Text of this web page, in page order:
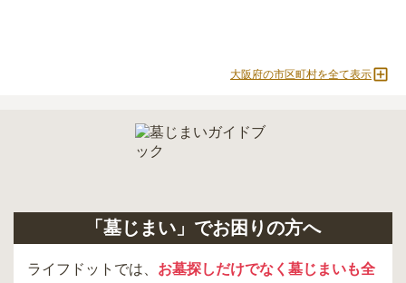
大阪府の市区町村を全て表示
「墓じまい」でお困りの方へ
ライフドットでは、 お墓探しだけでなく墓じまいも全